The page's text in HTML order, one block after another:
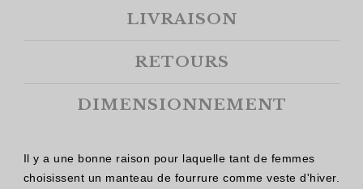
LIVRAISON
RETOURS
DIMENSIONNEMENT
Il y a une bonne raison pour laquelle tant de femmes
choisissent un manteau de fourrure comme veste d'hiver.